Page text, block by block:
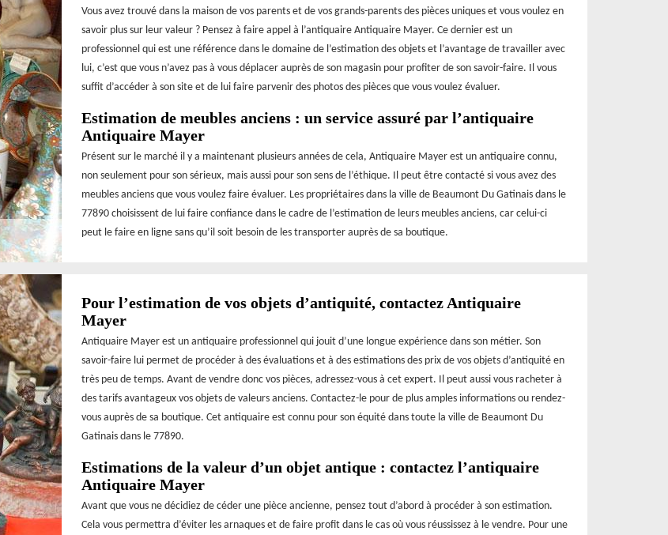
Vous avez trouvé dans la maison de vos parents et de vos grands-parents des pièces uniques et vous voulez en
savoir plus sur leur valeur ? Pensez à faire appel à l’antiquaire Antiquaire Mayer. Ce dernier est un
professionnel qui est une référence dans le domaine de l’estimation des objets et l’avantage de travailler avec
lui, c’est que vous n’avez pas à vous déplacer auprès de son magasin pour profiter de son savoir-faire. Il vous
suffit d’accéder à son site et de lui faire parvenir des photos des pièces que vous voulez évaluer.
Estimation de meubles anciens : un service assuré par l’antiquaire
Antiquaire Mayer
Présent sur le marché il y a maintenant plusieurs années de cela, Antiquaire Mayer est un antiquaire connu,
non seulement pour son sérieux, mais aussi pour son sens de l’éthique. Il peut être contacté si vous avez des
meubles anciens que vous voulez faire évaluer. Les propriétaires dans la ville de Beaumont Du Gatinais dans le
77890 choisissent de lui faire confiance dans le cadre de l’estimation de leurs meubles anciens, car celui-ci
peut le faire en ligne sans qu’il soit besoin de les transporter auprès de sa boutique.
Pour l’estimation de vos objets d’antiquité, contactez Antiquaire
Mayer
Antiquaire Mayer est un antiquaire professionnel qui jouit d’une longue expérience dans son métier. Son
savoir-faire lui permet de procéder à des évaluations et à des estimations des prix de vos objets d’antiquité en
très peu de temps. Avant de vendre donc vos pièces, adressez-vous à cet expert. Il peut aussi vous racheter à
des tarifs avantageux vos objets de valeurs anciens. Contactez-le pour de plus amples informations ou rendez-
vous auprès de sa boutique. Cet antiquaire est connu pour son équité dans toute la ville de Beaumont Du
Gatinais dans le 77890.
Estimations de la valeur d’un objet antique : contactez l’antiquaire
Antiquaire Mayer
Avant que vous ne décidiez de céder une pièce ancienne, pensez tout d’abord à procéder à son estimation.
Cela vous permettra d’éviter les arnaques et de faire profit dans le cas où vous réussissez à le vendre. Pour une